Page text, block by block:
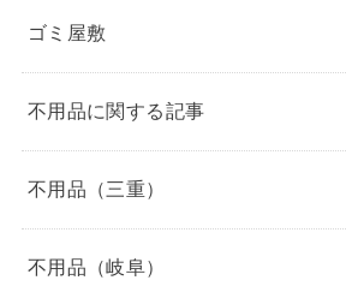
ゴミ屋敷
不用品に関する記事
不用品（三重）
不用品（岐阜）